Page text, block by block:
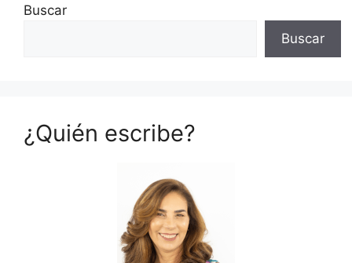
Buscar
Buscar
¿Quién escribe?